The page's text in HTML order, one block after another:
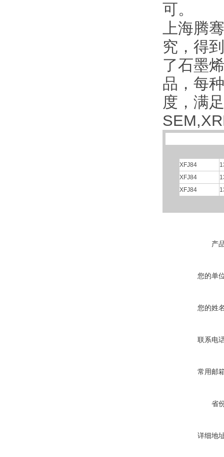
可。
上海腾
究，得
了石墨
品，每
度，满
XFJ84
XFJ84
XFJ84
产
您的单
您的姓
联系电
常用邮
省
详细地